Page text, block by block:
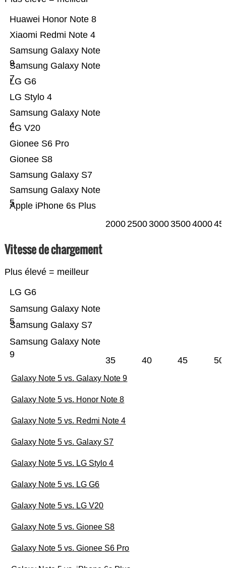
Apple iPhone 6s Plus
Samsung Galaxy Note
5
Samsung Galaxy S7
Gionee S8
Gionee S6 Pro
LG V20
Samsung Galaxy Note
4
LG Stylo 4
LG G6
Samsung Galaxy Note
7
Samsung Galaxy Note
9
Xiaomi Redmi Note 4
Huawei Honor Note 8
20002500300035004000
Vitesse de chargement
Plus élevé = meilleur
Samsung Galaxy Note
9
Samsung Galaxy S7
Samsung Galaxy Note
5
LG G6
35 40 45 50
Galaxy Note 5 vs. Galaxy Note 9
Galaxy Note 5 vs. Honor Note 8
Galaxy Note 5 vs. Redmi Note 4
Galaxy Note 5 vs. Galaxy S7
Galaxy Note 5 vs. LG Stylo 4
Galaxy Note 5 vs. LG G6
Galaxy Note 5 vs. LG V20
Galaxy Note 5 vs. Gionee S8
Galaxy Note 5 vs. Gionee S6 Pro